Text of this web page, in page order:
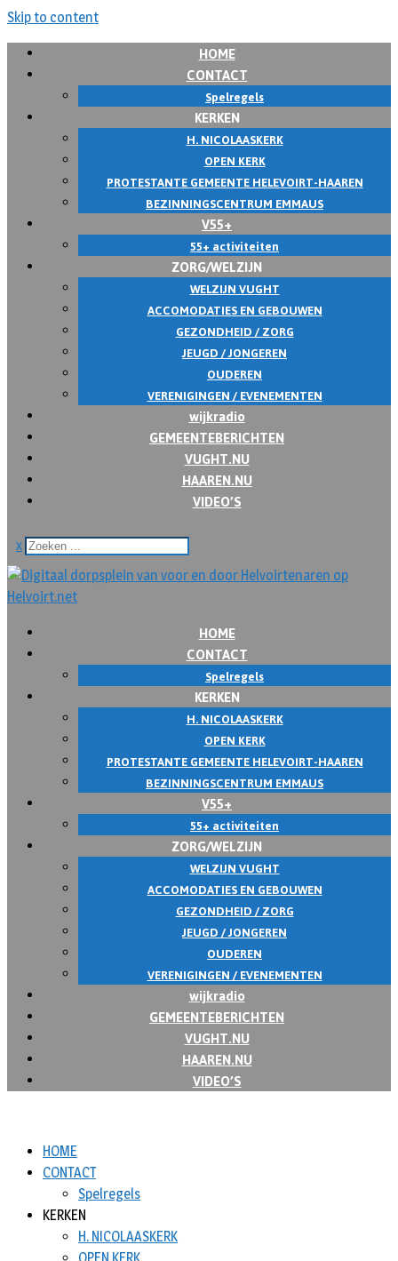
Skip to content
HOME
CONTACT
Spelregels
KERKEN
H. NICOLAASKERK
OPEN KERK
PROTESTANTE GEMEENTE HELEVOIRT-HAAREN
BEZINNINGSCENTRUM EMMAUS
V55+
55+ activiteiten
ZORG/WELZIJN
WELZIJN VUGHT
ACCOMODATIES EN GEBOUWEN
GEZONDHEID / ZORG
JEUGD / JONGEREN
OUDEREN
VERENIGINGEN / EVENEMENTEN
wijkradio
GEMEENTEBERICHTEN
VUGHT.NU
HAAREN.NU
VIDEO’S
x
HOME
CONTACT
Spelregels
KERKEN
H. NICOLAASKERK
OPEN KERK
PROTESTANTE GEMEENTE HELEVOIRT-HAAREN
BEZINNINGSCENTRUM EMMAUS
V55+
55+ activiteiten
ZORG/WELZIJN
WELZIJN VUGHT
ACCOMODATIES EN GEBOUWEN
GEZONDHEID / ZORG
JEUGD / JONGEREN
OUDEREN
VERENIGINGEN / EVENEMENTEN
wijkradio
GEMEENTEBERICHTEN
VUGHT.NU
HAAREN.NU
VIDEO’S
HOME
CONTACT
Spelregels
KERKEN
H. NICOLAASKERK